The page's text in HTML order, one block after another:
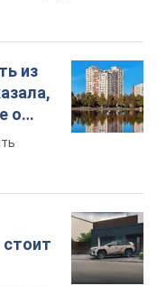
из
о
стоит